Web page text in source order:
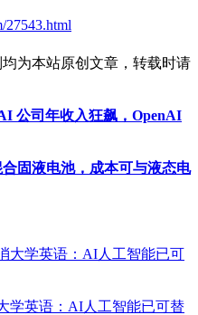
27543.html
为本站原创文章，转载时请
公司年收入狂飙，OpenAI
固液电池，成本可与液态电
学英语：AI人工智能已可替